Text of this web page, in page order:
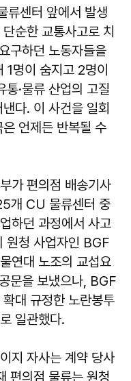
센터 앞에서 발생
순한 교통사고로 치
구하던 노동자들을
명이 숨지고 2명이
·물류 산업의 고질
다. 이 사건을 일회
언제든 반복될 수
가 편의점 배송기사
개 CU 물류센터 중
하던 과정에서 사고
원청 사업자인 BGF
연대 노조의 교섭요
문을 보냈으나, BGF
대 규정한 노란봉투
일관했다.
지 자사는 계약 당사
편의점 물류는 원청